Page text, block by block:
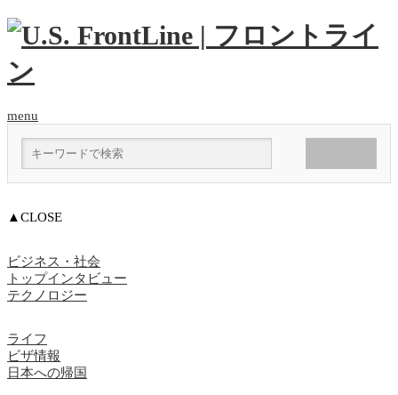
menu
▲CLOSE
ビジネス・社会
トップインタビュー
テクノロジー
ライフ
ビザ情報
日本への帰国